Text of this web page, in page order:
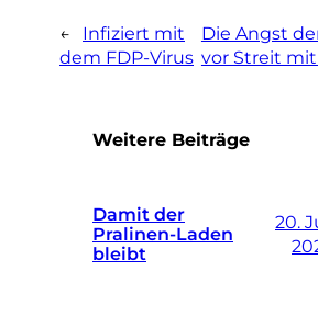
←
Infiziert mit
dem FDP-Virus
Die Angst
vor Streit
Weitere Beiträge
Damit der
Pralinen-Laden
bleibt
20.